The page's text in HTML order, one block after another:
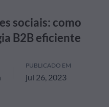
sociais: como
B2B eficiente
PUBLICADO EM
jul 26, 2023